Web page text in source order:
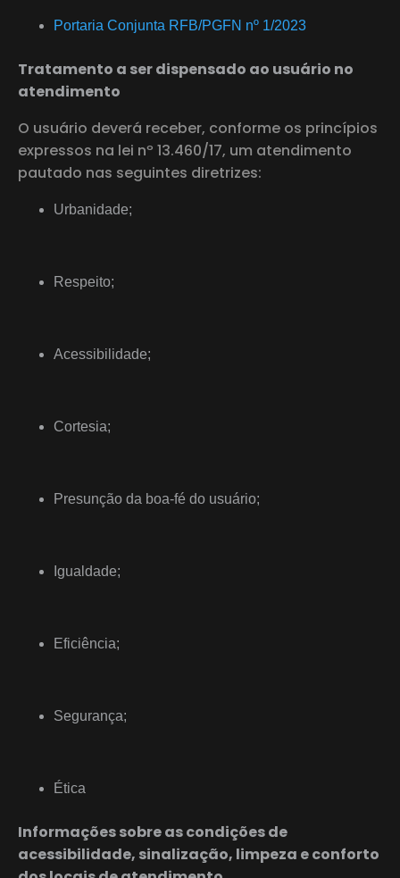
Portaria Conjunta RFB/PGFN nº 1/2023
Tratamento a ser dispensado ao usuário no
atendimento
O usuário deverá receber, conforme os princípios
expressos na lei nº 13.460/17, um atendimento
pautado nas seguintes diretrizes:
Urbanidade;
Respeito;
Acessibilidade;
Cortesia;
Presunção da boa-fé do usuário;
Igualdade;
Eficiência;
Segurança;
Ética
Informações sobre as condições de
acessibilidade, sinalização, limpeza e conforto